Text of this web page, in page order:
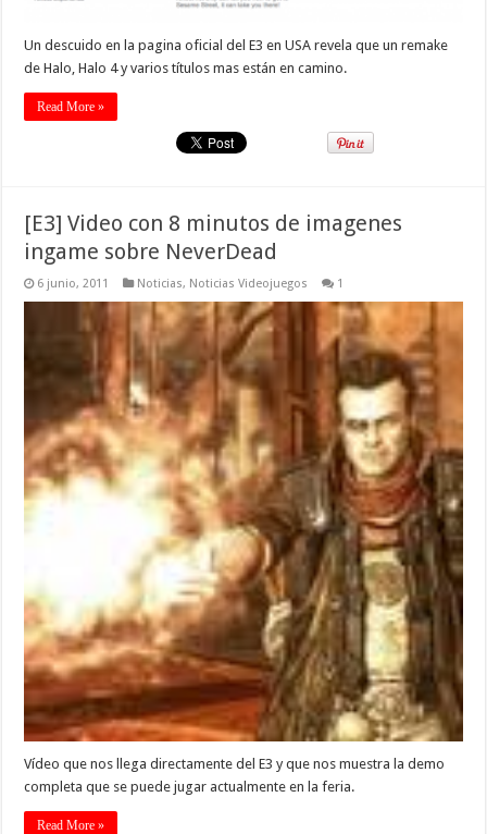
Un descuido en la pagina oficial del E3 en USA revela que un remake
de Halo, Halo 4 y varios títulos mas están en camino.
Read More »
[E3] Video con 8 minutos de imagenes
ingame sobre NeverDead
6 junio, 2011 Noticias, Noticias Videojuegos 1
Vídeo que nos llega directamente del E3 y que nos muestra la demo
completa que se puede jugar actualmente en la feria.
Read More »